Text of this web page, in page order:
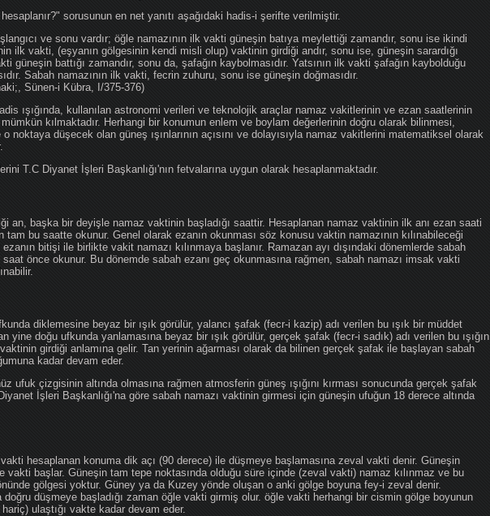
sorusunun en net yanıtı aşağıdaki hadis-i şerifte verilmiştir.
ve sonu vardır; öğle namazının ilk vakti güneşin batıya meylettiği zamandır, sonu ise ikindi
ilk vakti, (eşyanın gölgesinin kendi misli olup) vaktinin girdiği andır, sonu ise, güneşin sarardığı
güneşin battığı zamandır, sonu da, şafağın kaybolmasıdır. Yatsının ilk vakti şafağın kaybolduğu
Sabah namazının ilk vakti, fecrin zuhuru, sonu ise güneşin doğmasıdır.
Sünen-i Kübra, I/375-376)
ışığında, kullanılan astronomi verileri ve teknolojik araçlar namaz vakitlerinin ve ezan saatlerinin
kılmaktadır. Herhangi bir konumun enlem ve boylam değerlerinin doğru olarak bilinmesi,
noktaya düşecek olan güneş ışınlarının açısını ve dolayısıyla namaz vakitlerini matematiksel olarak
T.C Diyanet İşleri Başkanlığı'nın fetvalarına uygun olarak hesaplanmaktadır.
an, başka bir deyişle namaz vaktinin başladığı saattir. Hesaplanan namaz vaktinin ilk anı ezan saati
bu saatte okunur. Genel olarak ezanın okunması söz konusu vaktin namazının kılınabileceği
bitişi ile birlikte vakit namazı kılınmaya başlanır. Ramazan ayı dışındaki dönemlerde sabah
önce okunur. Bu dönemde sabah ezanı geç okunmasına rağmen, sabah namazı imsak vakti
diklemesine beyaz bir ışık görülür, yalancı şafak (fecr-i kazip) adı verilen bu ışık bir müddet
yine doğu ufkunda yanlamasına beyaz bir ışık görülür, gerçek şafak (fecr-i sadık) adı verilen bu ışığın
girdiği anlamına gelir. Tan yerinin ağarması olarak da bilinen gerçek şafak ile başlayan sabah
kadar devam eder.
ufuk çizgisinin altında olmasına rağmen atmosferin güneş ışığını kırması sonucunda gerçek şafak
İşleri Başkanlığı'na göre sabah namazı vaktinin girmesi için güneşin ufuğun 18 derece altında
vakti hesaplanan konuma dik açı (90 derece) ile düşmeye başlamasına zeval vakti denir. Güneşin
vakti başlar. Güneşin tam tepe noktasında olduğu süre içinde (zeval vakti) namaz kılınmaz ve bu
gölgesi yoktur. Güney ya da Kuzey yönde oluşan o anki gölge boyuna fey-i zeval denir.
düşmeye başladığı zaman öğle vakti girmiş olur. öğle vakti herhangi bir cismin gölge boyunun
ulaştığı vakte kadar devam eder.